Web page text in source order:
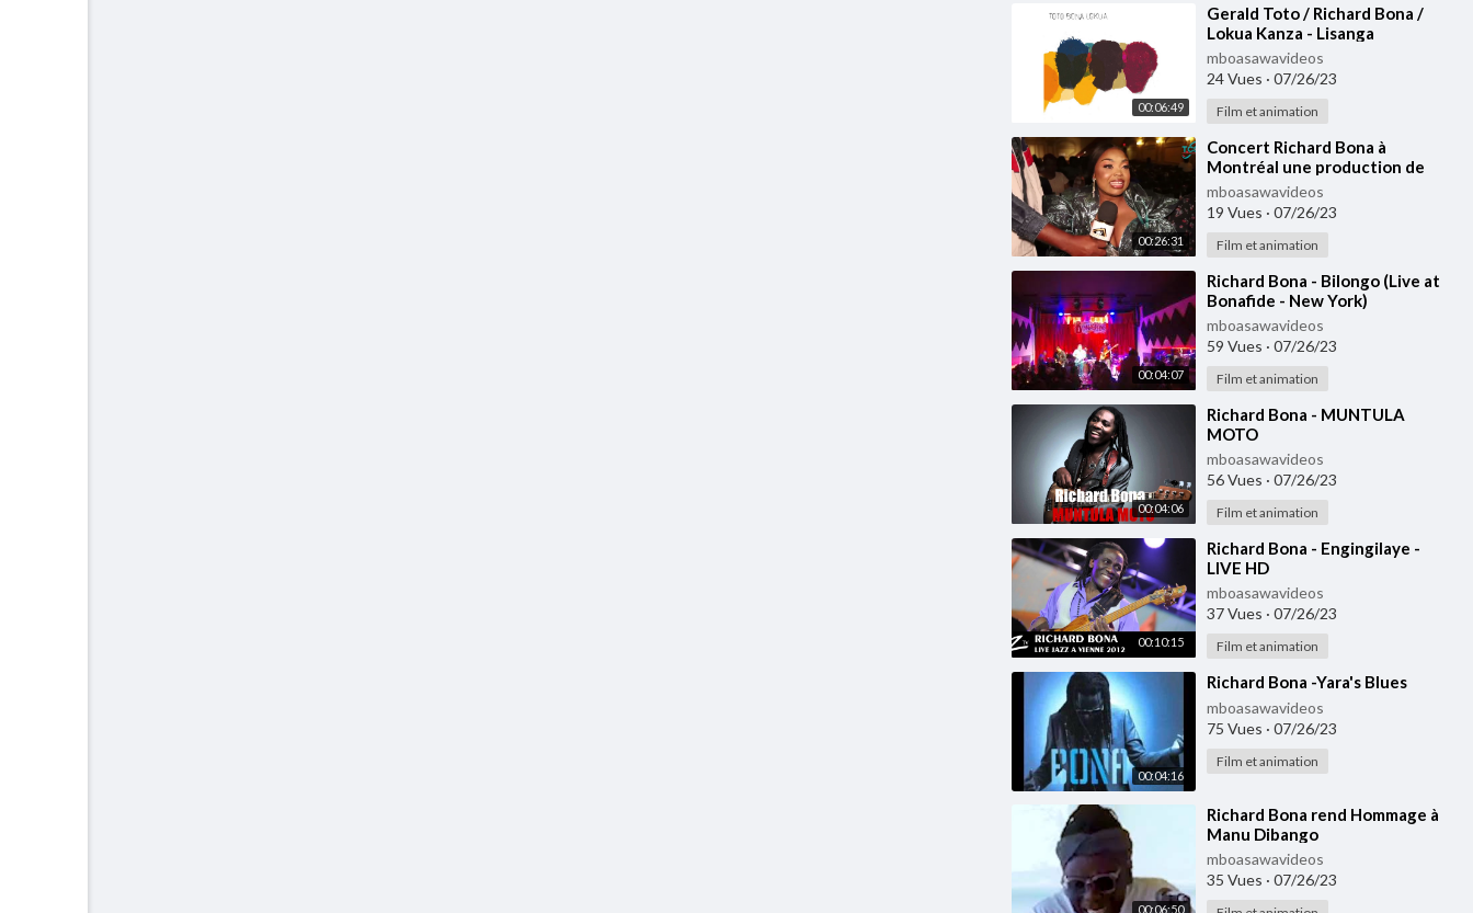
00:06:49
⁣Gerald Toto / Richard Bona /
Lokua Kanza - Lisanga
mboasawavideos
24 Vues · 07/26/23
Film et animation
00:26:31
⁣Concert Richard Bona à
Montréal une production de
Tchaps évents couverture
médiatique NGAS TV
mboasawavideos
19 Vues · 07/26/23
Film et animation
00:04:07
⁣Richard Bona - Bilongo (Live at
Bonafide - New York)
mboasawavideos
59 Vues · 07/26/23
Film et animation
00:04:06
⁣Richard Bona - MUNTULA
MOTO
mboasawavideos
56 Vues · 07/26/23
Film et animation
00:10:15
⁣Richard Bona - Engingilaye -
LIVE HD
mboasawavideos
37 Vues · 07/26/23
Film et animation
00:04:16
⁣Richard Bona -Yara's Blues
mboasawavideos
75 Vues · 07/26/23
Film et animation
00:06:50
⁣Richard Bona rend Hommage à
Manu Dibango
mboasawavideos
35 Vues · 07/26/23